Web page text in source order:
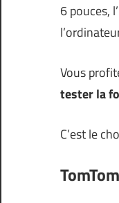
6 pouces,
Vous
tester la
C’est le